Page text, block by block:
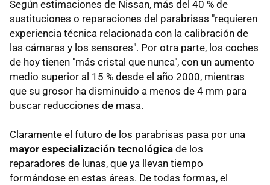
Según estimaciones de Nissan, más del 40 % de
sustituciones o reparaciones del parabrisas "requieren
experiencia técnica relacionada con la calibración de
las cámaras y los sensores". Por otra parte, los coches
de hoy tienen "más cristal que nunca", con un aumento
medio superior al 15 % desde el año 2000, mientras
que su grosor ha disminuido a menos de 4 mm para
buscar reducciones de masa.
Claramente el futuro de los parabrisas pasa por una
mayor especialización tecnológica de los
reparadores de lunas, que ya llevan tiempo
formándose en estas áreas. De todas formas, el